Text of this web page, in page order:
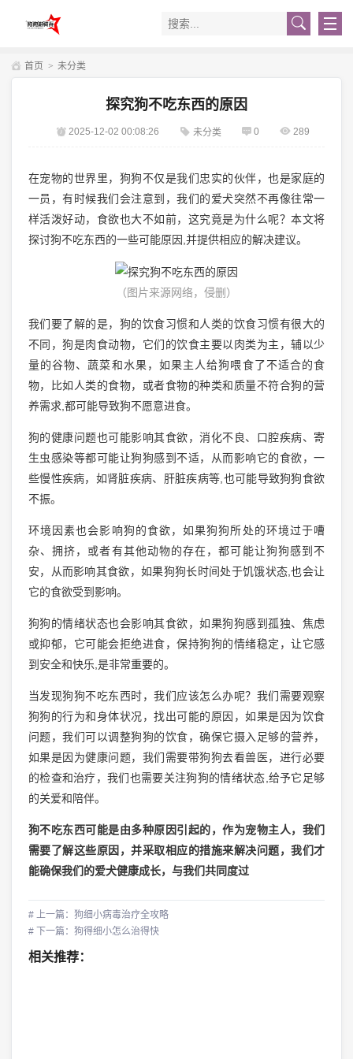
首页 > 未分类
探究狗不吃东西的原因
2025-12-02 00:08:26 未分类 0 289
在宠物的世界里，狗狗不仅是我们忠实的伙伴，也是家庭的
一员，有时候我们会注意到，我们的爱犬突然不再像往常一
样活泼好动，食欲也大不如前，这究竟是为什么呢？本文将
探讨狗不吃东西的一些可能原因,并提供相应的解决建议。
（图片来源网络，侵删）
我们要了解的是，狗的饮食习惯和人类的饮食习惯有很大的
不同，狗是肉食动物，它们的饮食主要以肉类为主，辅以少
量的谷物、蔬菜和水果，如果主人给狗喂食了不适合的食
物，比如人类的食物，或者食物的种类和质量不符合狗的营
养需求,都可能导致狗不愿意进食。
狗的健康问题也可能影响其食欲，消化不良、口腔疾病、寄
生虫感染等都可能让狗狗感到不适，从而影响它的食欲，一
些慢性疾病，如肾脏疾病、肝脏疾病等,也可能导致狗狗食欲
不振。
环境因素也会影响狗的食欲，如果狗狗所处的环境过于嘈
杂、拥挤，或者有其他动物的存在，都可能让狗狗感到不
安，从而影响其食欲，如果狗狗长时间处于饥饿状态,也会让
它的食欲受到影响。
狗狗的情绪状态也会影响其食欲，如果狗狗感到孤独、焦虑
或抑郁，它可能会拒绝进食，保持狗狗的情绪稳定，让它感
到安全和快乐,是非常重要的。
当发现狗狗不吃东西时，我们应该怎么办呢？我们需要观察
狗狗的行为和身体状况，找出可能的原因，如果是因为饮食
问题，我们可以调整狗狗的饮食，确保它摄入足够的营养，
如果是因为健康问题，我们需要带狗狗去看兽医，进行必要
的检查和治疗，我们也需要关注狗狗的情绪状态,给予它足够
的关爱和陪伴。
狗不吃东西可能是由多种原因引起的，作为宠物主人，我们
需要了解这些原因，并采取相应的措施来解决问题，我们才
能确保我们的爱犬健康成长，与我们共同度过
# 上一篇：狗细小病毒治疗全攻略
# 下一篇：狗得细小怎么治得快
相关推荐：